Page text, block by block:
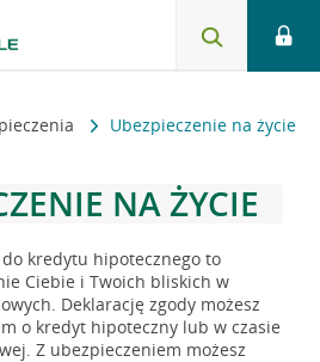
Ubezpieczenie na życie
NA ŻYCIE
kredytu hipotecznego to
Ciebie i Twoich bliskich w
Deklarację zgody możesz
o kredyt hipoteczny lub w czasie
Z ubezpieczeniem możesz